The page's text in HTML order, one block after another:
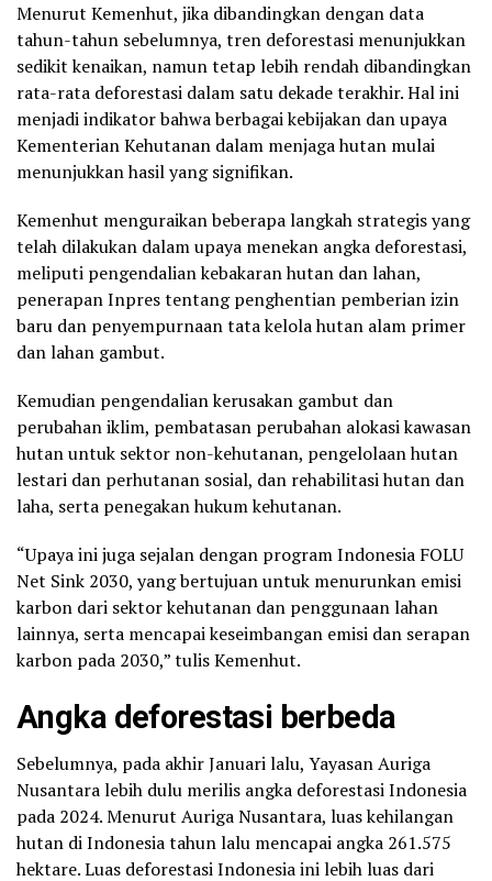
Menurut Kemenhut, jika dibandingkan dengan data
tahun-tahun sebelumnya, tren deforestasi menunjukkan
sedikit kenaikan, namun tetap lebih rendah dibandingkan
rata-rata deforestasi dalam satu dekade terakhir. Hal ini
menjadi indikator bahwa berbagai kebijakan dan upaya
Kementerian Kehutanan dalam menjaga hutan mulai
menunjukkan hasil yang signifikan.
Kemenhut menguraikan beberapa langkah strategis yang
telah dilakukan dalam upaya menekan angka deforestasi,
meliputi pengendalian kebakaran hutan dan lahan,
penerapan Inpres tentang penghentian pemberian izin
baru dan penyempurnaan tata kelola hutan alam primer
dan lahan gambut.
Kemudian pengendalian kerusakan gambut dan
perubahan iklim, pembatasan perubahan alokasi kawasan
hutan untuk sektor non-kehutanan, pengelolaan hutan
lestari dan perhutanan sosial, dan rehabilitasi hutan dan
laha, serta penegakan hukum kehutanan.
“Upaya ini juga sejalan dengan program Indonesia FOLU
Net Sink 2030, yang bertujuan untuk menurunkan emisi
karbon dari sektor kehutanan dan penggunaan lahan
lainnya, serta mencapai keseimbangan emisi dan serapan
karbon pada 2030,” tulis Kemenhut.
Angka deforestasi berbeda
Sebelumnya, pada akhir Januari lalu, Yayasan Auriga
Nusantara lebih dulu merilis angka deforestasi Indonesia
pada 2024. Menurut Auriga Nusantara, luas kehilangan
hutan di Indonesia tahun lalu mencapai angka 261.575
hektare. Luas deforestasi Indonesia ini lebih luas dari